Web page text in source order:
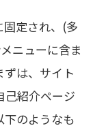
固定され、(多
ニューに含ま
は、サイト
己紹介ページ
下のようなも